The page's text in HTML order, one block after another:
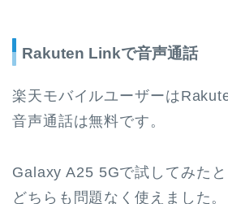
Rakuten Linkで音声通話
楽天モバイルユーザーは
音声通話は無料です。
Galaxy A25 5Gで試してみた
どちらも問題なく使えました。